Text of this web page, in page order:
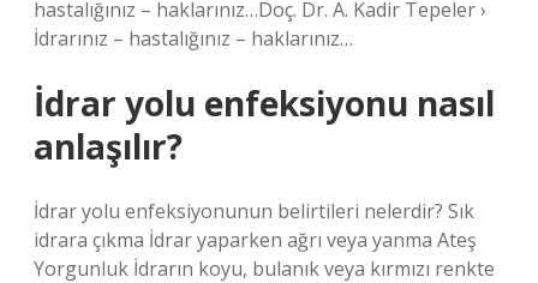
hastalığınız – haklarınız…Doç. Dr. A. Kadir Tepeler ›
İdrarınız – hastalığınız – haklarınız…
İdrar yolu enfeksiyonu nasıl
anlaşılır?
İdrar yolu enfeksiyonunun belirtileri nelerdir? Sık
idrara çıkma İdrar yaparken ağrı veya yanma Ateş
Yorgunluk İdrarın koyu, bulanık veya kırmızı renkte